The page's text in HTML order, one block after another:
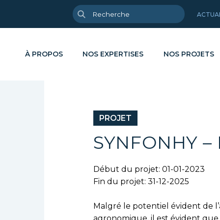
À PROPOS NOS EXPERTISES
Circularité & recyclage
Energie & décarbonisation
Santé
NOS PROJETS
Articles
PROJET
SYNFONHY
Début du projet: 01-01-2023
Fin du projet: 31-12-2025
Malgré le potentiel évident de